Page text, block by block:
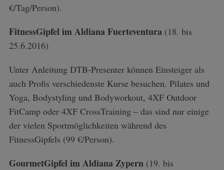
€/Tag/Person).
FitnessGipfel im Aldiana Fuerteventura (18. bis
25.6.2016)
Unter Anleitung DTB-Presenter können Einsteiger als
auch Profis verschiedenste Kurse besuchen. Pilates und
Yoga, Bodystyling und Bodyworkout, 4XF Outdoor
FitCamp oder 4XF CrossTraining – das sind nur einige
der vielen Sportmöglichkeiten während des
FitnessGipfels (99 €/Person).
GourmetGipfel im Aldiana Zypern(19. bis